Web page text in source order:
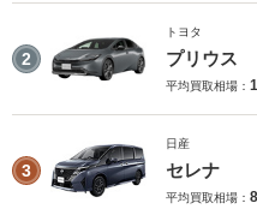
2
トヨタ
プリウス
平均買取相場：
3
日産
セレナ
平均買取相場：